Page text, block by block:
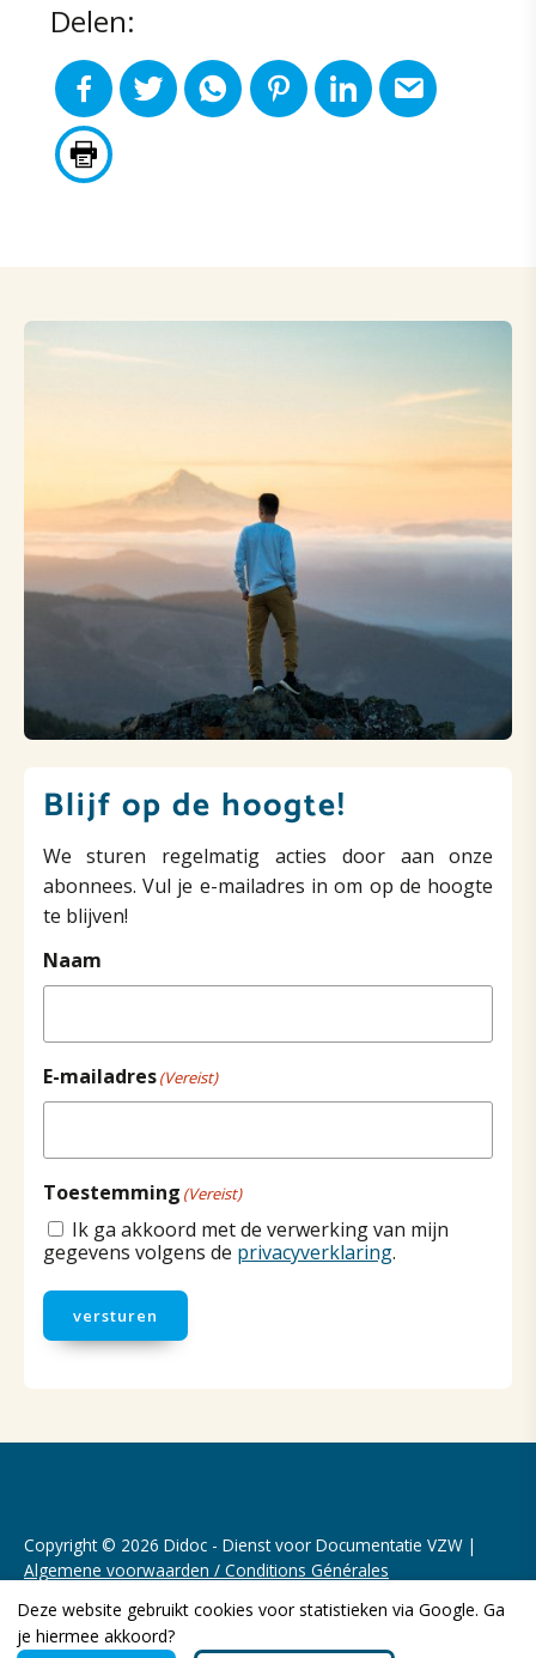
Delen:
Blijf op de hoogte!
We sturen regelmatig acties door aan onze
abonnees. Vul je e-mailadres in om op de hoogte
te blijven!
Naam
E-mailadres(Vereist)
Toestemming (Vereist)
Ik ga akkoord met de verwerking van mijn
gegevens volgens de privacyverklaring.
versturen
Copyright © 2026 Didoc - Dienst voor Documentatie VZW |
Algemene voorwaarden / Conditions Générales
Realisatie website door:Webheld.nl
Deze website gebruikt cookies voor statistieken via Google. Ga
je hiermee akkoord?